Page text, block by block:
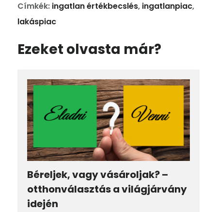
Címkék: ingatlan értékbecslés, ingatlanpiac,
lakáspiac
Ezeket olvasta már?
Béreljek, vagy vásároljak? –
otthonválasztás a világjárvány
idején